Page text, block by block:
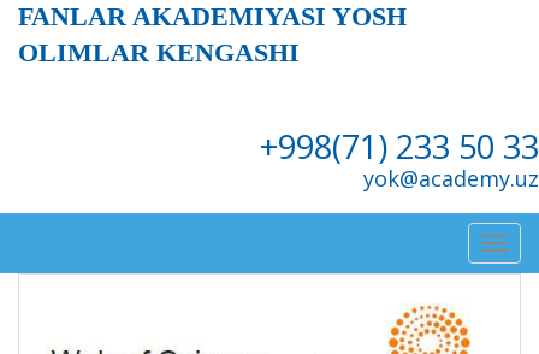
FANLAR AKADEMIYASI YOSH
OLIMLAR KENGASHI
+998(71) 233 50 33
yok@academy.uz